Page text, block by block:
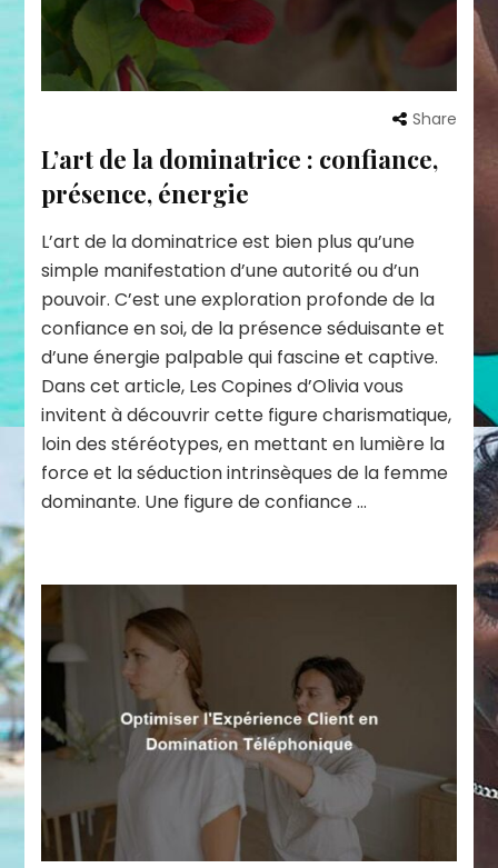
Share
L’art de la dominatrice : confiance,
présence, énergie
L’art de la dominatrice est bien plus qu’une
simple manifestation d’une autorité ou d’un
pouvoir. C’est une exploration profonde de la
confiance en soi, de la présence séduisante et
d’une énergie palpable qui fascine et captive.
Dans cet article, Les Copines d’Olivia vous
invitent à découvrir cette figure charismatique,
loin des stéréotypes, en mettant en lumière la
force et la séduction intrinsèques de la femme
dominante. Une figure de confiance …